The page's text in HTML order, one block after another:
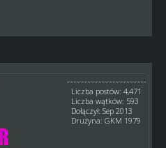
Liczba postów: 4,471
Liczba wątków: 593
Dołączył: Sep 2013
Drużyna: GKM 1979